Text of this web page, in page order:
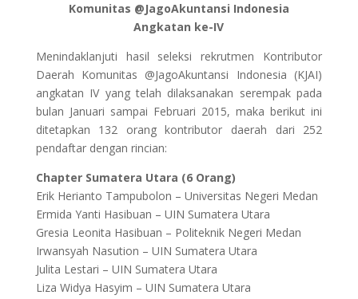
Komunitas @JagoAkuntansi Indonesia
Angkatan ke-IV
Menindaklanjuti hasil seleksi rekrutmen Kontributor
Daerah Komunitas @JagoAkuntansi Indonesia (KJAI)
angkatan IV yang telah dilaksanakan serempak pada
bulan Januari sampai Februari 2015, maka berikut ini
ditetapkan 132 orang kontributor daerah dari 252
pendaftar dengan rincian:
Chapter Sumatera Utara (6 Orang)
Erik Herianto Tampubolon – Universitas Negeri Medan
Ermida Yanti Hasibuan – UIN Sumatera Utara
Gresia Leonita Hasibuan – Politeknik Negeri Medan
Irwansyah Nasution – UIN Sumatera Utara
Julita Lestari – UIN Sumatera Utara
Liza Widya Hasyim – UIN Sumatera Utara